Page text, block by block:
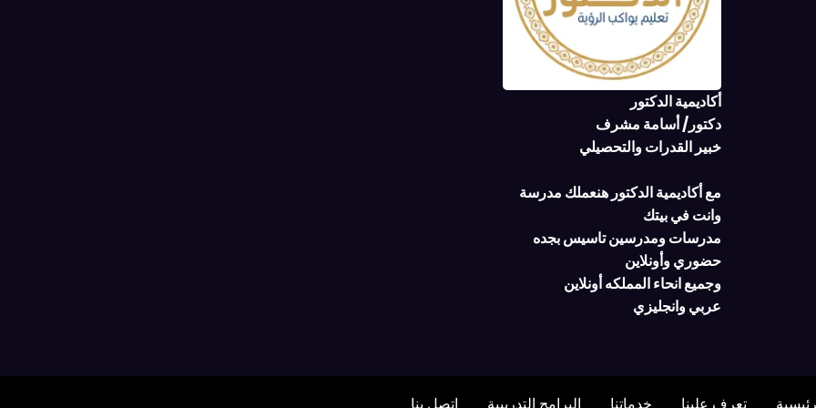
أكاديمية الدكتور
دكتور/ أسامة مشرف
خبير القدرات والتحصيلي
مع أكاديمية الدكتور هنعملك مدرسة
وانت في بيتك
مدرسات ومدرسين تاسيس بجده
حضوري وأونلاين
وجميع انحاء المملكه أونلاين
عربي وانجليزي
تعرف علينا خدماتنا البرامج التدريبية اتصل بنا